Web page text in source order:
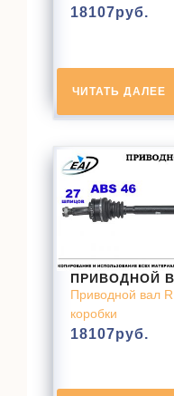
18107руб.
ЧИТАТЬ ДАЛЕЕ
ПРИВОДНОЙ
Приводной вал
коробки
18107руб.